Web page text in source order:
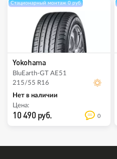
Стационарный монтаж 0 руб
Yokohama
BluEarth-GT AE51
215/55 R16
Нет в наличии
Цена:
10 490 руб. 0